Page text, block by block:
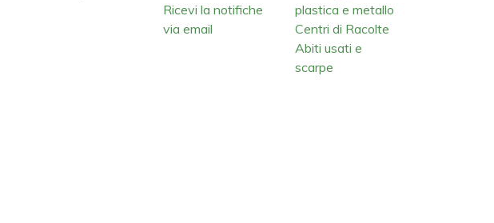
Ricevi la notifiche
via email
plastica e metallo
Centri di Racolte
Abiti usati e
scarpe